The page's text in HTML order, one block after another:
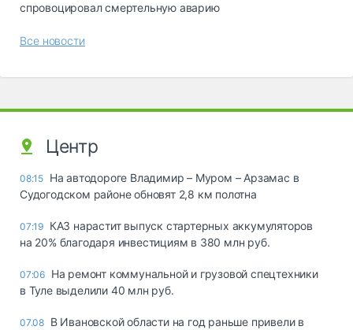
спровоцировал смертельную аварию
Все новости
Центр
08:15 На автодороге Владимир – Муром – Арзамас в
Судогодском районе обновят 2,8 км полотна
07:19 КАЗ нарастит выпуск стартерных аккумуляторов
на 20% благодаря инвестициям в 380 млн руб.
07:06 На ремонт коммунальной и грузовой спецтехники
в Туле выделили 40 млн руб.
07.08 В Ивановской области на год раньше привели в